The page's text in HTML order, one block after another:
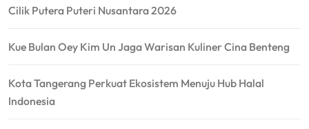
Cilik Putera Puteri Nusantara 2026
Kue Bulan Oey Kim Un Jaga Warisan Kuliner Cina Benteng
Kota Tangerang Perkuat Ekosistem Menuju Hub Halal
Indonesia